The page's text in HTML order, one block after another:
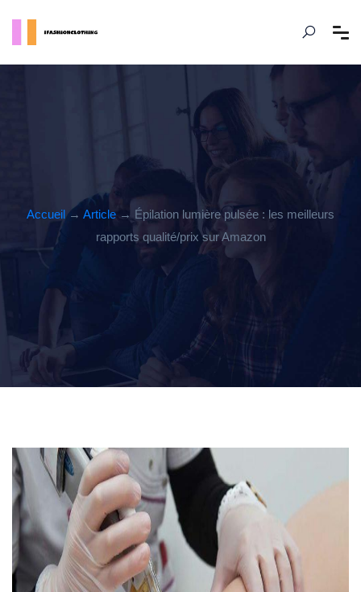
Accueil→ Article → Épilation lumière pulsée : les meilleurs
rapports qualité/prix sur Amazon